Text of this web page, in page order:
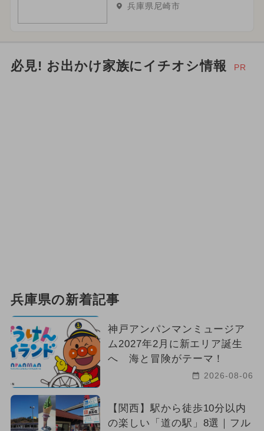
兵庫県尼崎市
必見! お出かけ家族にイチオシ情報 PR
兵庫県の新着記事
神戸アンパンマンミュージア
ム2027年2月に新エリア誕生
へ 海と冒険がテーマ！
2026-08-06
【関西】駅から徒歩10分以内
の楽しい「道の駅」8選｜フル